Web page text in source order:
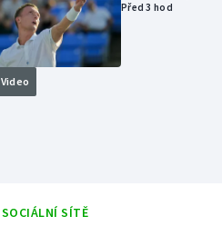
Video
Před 3 hod
SOCIÁLNÍ SÍTĚ